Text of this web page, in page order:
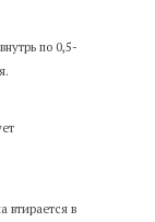
по 0,5-
втирается в